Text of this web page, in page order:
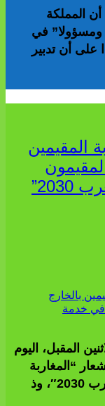
أن المملكة
ومسؤولا” في
على أن تدبير
المقيمين
المقبل، اليوم
“المغاربة
وذ